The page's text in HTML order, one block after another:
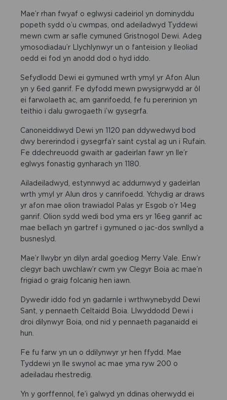
Mae’r rhan fwyaf o eglwysi cadeiriol yn dominyddu
popeth sydd o’u cwmpas, ond adeiladwyd Tyddewi
mewn cwm ar safle cymuned Gristnogol Dewi. Adeg
ymosodiadau’r Llychlynwyr un o fanteision y lleoliad
oedd ei fod yn anodd dod o hyd iddo.
Sefydlodd Dewi ei gymuned wrth ymyl yr Afon Alun
yn y 6ed ganrif. Fe dyfodd mewn pwysigrwydd ar ôl
ei farwolaeth ac, am ganrifoedd, fe fu pererinion yn
teithio i dalu gwrogaeth i’w gysegrfa.
Canoneiddiwyd Dewi yn 1120 pan ddywedwyd bod
dwy bererindod i gysegrfa’r saint cystal ag un i Rufain.
Fe ddechreuodd gwaith ar gadeirlan fawr yn lle’r
eglwys fonastig gynharach yn 1180.
Ailadeiladwyd, estynnwyd ac addurnwyd y gadeirlan
wrth ymyl yr Alun dros y canrifoedd. Ychydig ar draws
yr afon mae olion trawiadol Palas yr Esgob o’r 14eg
ganrif. Olion sydd wedi bod yma ers yr 16eg ganrif ac
mae bellach yn gartref i gymuned o jac-dos swnllyd a
busneslyd.
Mae’r llwybr yn dilyn ardal goediog Merry Vale. Enw’r
clegyr bach uwchlaw’r cwm yw Clegyr Boia ac mae’n
frigiad o graig folcanig hen iawn.
Dywedir iddo fod yn gadarnle i wrthwynebydd Dewi
Sant, y pennaeth Celtaidd Boia. Llwyddodd Dewi i
droi dilynwyr Boia, ond nid y pennaeth paganaidd ei
hun.
Fe fu farw yn un o ddilynwyr yr hen ffydd. Mae
Tyddewi yn lle swynol ac mae yma ryw 200 o
adeiladau rhestredig.
Yn y gorffennol, fe’i galwyd yn ddinas oherwydd ei